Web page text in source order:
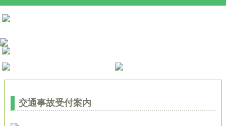
交通事故受付案内